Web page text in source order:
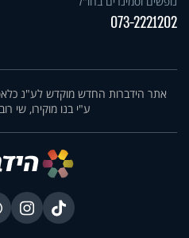
073-2221202
אתר הידברות החדש מוקדש לע"נ
ע"י בנו מוקירו, שי